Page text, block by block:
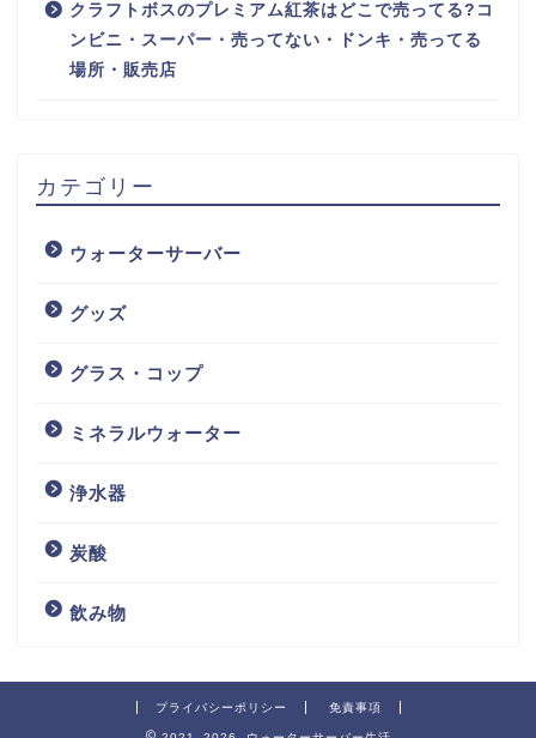
クラフトボスのプレミアム紅茶はどこで売ってる?コ
ンビニ・スーパー・売ってない・ドンキ・売ってる
場所・販売店
カテゴリー
ウォーターサーバー
グッズ
グラス・コップ
ミネラルウォーター
浄水器
炭酸
飲み物
プライバシーポリシー 免責事項